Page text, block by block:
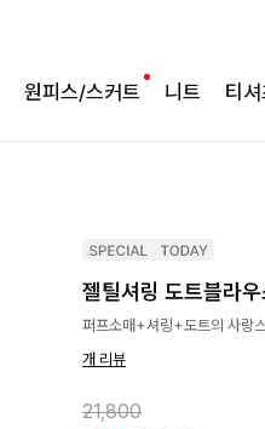
원피스/스커트 니트 티
젤틸셔링 도트블라우
퍼프소매+셔링+도트의 사랑
개 리뷰
21,800